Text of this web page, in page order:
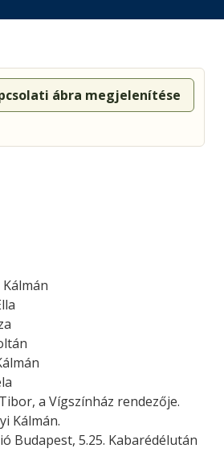
ábra megjelenítése
a Vígszínház rendezője.
Kálmán.
Budapest, 5.25. Kabarédélután